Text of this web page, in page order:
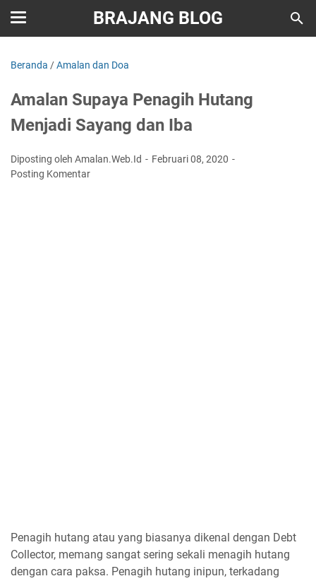
BRAJANG BLOG
Beranda /Amalan dan Doa
Amalan Supaya Penagih Hutang
Menjadi Sayang dan Iba
Diposting oleh Amalan.Web.Id
Februari 08, 2020
Posting Komentar
Penagih hutang atau yang biasanya dikenal dengan Debt
Collector, memang sangat sering sekali menagih hutang
dengan cara paksa. Penagih hutang inipun, terkadang